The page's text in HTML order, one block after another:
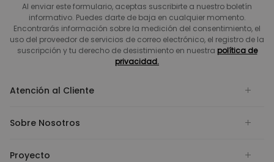
Al enviar este formulario, aceptas suscribirte a nuestro boletín
informativo. Puedes darte de baja en cualquier momento.
Encontrarás información sobre la medición del consentimiento, el
uso del proveedor de servicios de correo electrónico, el registro de la
suscripción y tu derecho de desistimiento en nuestra política de
privacidad.
Atención al Cliente
Sobre Nosotros
Proyecto